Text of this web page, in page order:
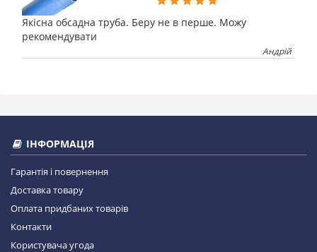
Якісна обсадна труба. Беру не в перше. Можу
рекомендувати
Андрій
ІНФОРМАЦІЯ
Гарантія і повернення
Доставка товару
Оплата придбаних товарів
Контакти
Користувача угода